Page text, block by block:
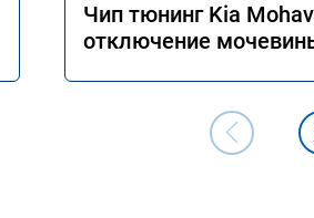
Чип тюнинг Kia
отключение